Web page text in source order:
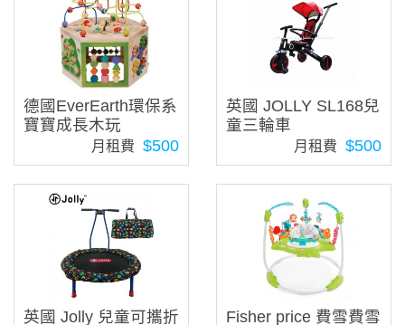
德國EverEarth環保系
寶寶成長木玩
月租費 $500
英國 JOLLY SL168兒
童三輪車
月租費 $500
英國 Jolly 兒童可攜折 Fisher price 費雪費雪